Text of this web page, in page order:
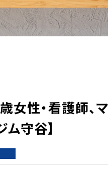
女性・看護師
ム守谷】